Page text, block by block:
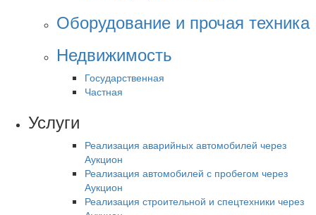
Оборудование и прочая техника
Недвижимость
Государственная
Частная
Услуги
Реализация аварийных автомобилей через
Аукцион
Реализация автомобилей с пробегом через
Аукцион
Реализация строительной и спецтехники через